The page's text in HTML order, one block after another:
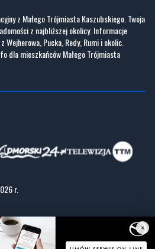
z Małego Trójmiasta Kaszubskiego. Twoja
z najbliższej okolicy. Informacje
Pucka, Redy, Rumi i okolic.
dla mieszkańców Małego Trójmiasta
r.
×